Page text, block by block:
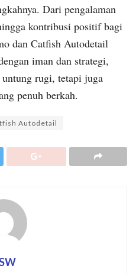
Dari pengalaman
kontribusi positif bagi
dan Catfish Autodetail
iman dan strategi,
untung rugi, tetapi juga
penuh berkah.
Autodetail